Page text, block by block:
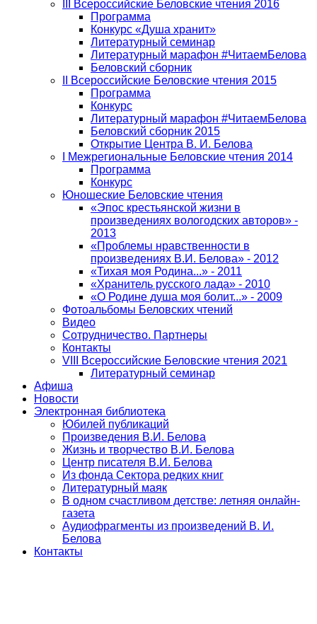
III Всероссийские Беловские чтения 2016
Программа
Конкурс «Душа хранит»
Литературный семинар
Литературный марафон #ЧитаемБелова
Беловский сборник
II Всероссийские Беловские чтения 2015
Программа
Конкурс
Литературный марафон #ЧитаемБелова
Беловский сборник 2015
Открытие Центра В. И. Белова
I Межрегиональные Беловские чтения 2014
Программа
Конкурс
Юношеские Беловские чтения
«Эпос крестьянской жизни в
произведениях вологодских авторов» -
2013
«Проблемы нравственности в
произведениях В.И. Белова» - 2012
«Тихая моя Родина...» - 2011
«Хранитель русского лада» - 2010
«О Родине душа моя болит...» - 2009
Фотоальбомы Беловских чтений
Видео
Сотрудничество. Партнеры
Контакты
VIII Всероссийские Беловские чтения 2021
Литературный семинар
Афиша
Новости
Электронная библиотека
Юбилей публикаций
Произведения В.И. Белова
Жизнь и творчество В.И. Белова
Центр писателя В.И. Белова
Из фонда Сектора редких книг
Литературный маяк
В одном счастливом детстве: летняя онлайн-
газета
Аудиофрагменты из произведений В. И.
Белова
Контакты